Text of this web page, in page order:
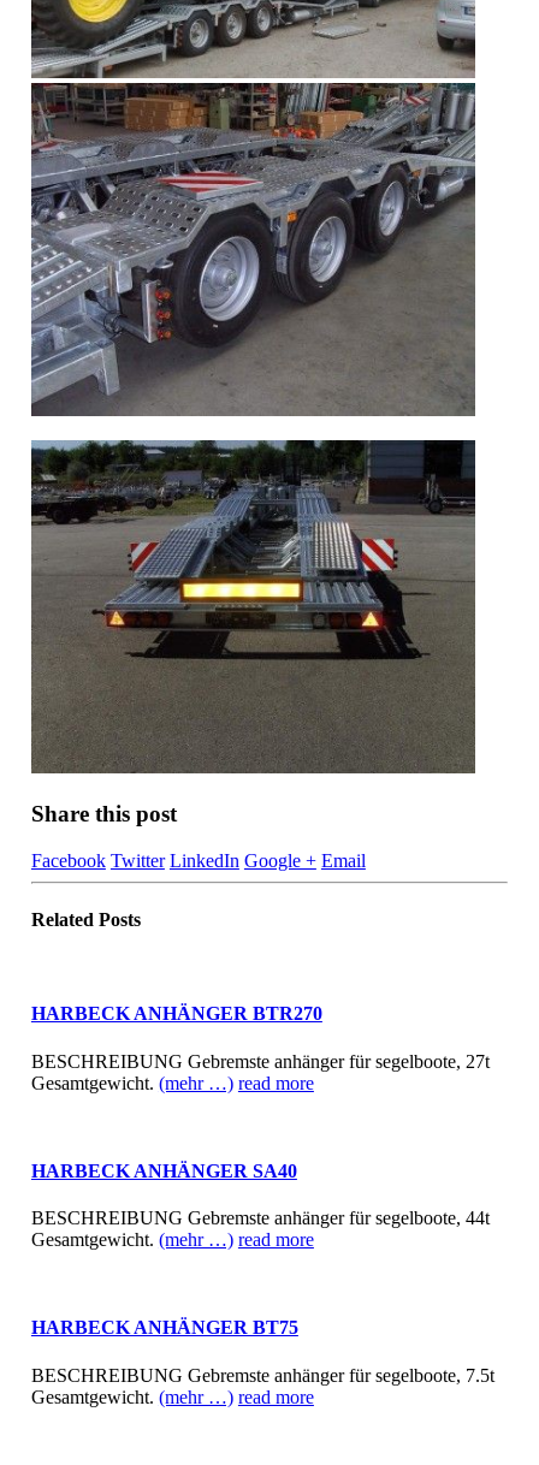
Share this post
Facebook Twitter LinkedIn Google + Email
Related Posts
HARBECK ANHÄNGER BTR270
BESCHREIBUNG Gebremste anhänger für segelboote, 27t
Gesamtgewicht. (mehr …) read more
HARBECK ANHÄNGER SA40
BESCHREIBUNG Gebremste anhänger für segelboote, 44t
Gesamtgewicht. (mehr …) read more
HARBECK ANHÄNGER BT75
BESCHREIBUNG Gebremste anhänger für segelboote, 7.5t
Gesamtgewicht. (mehr …) read more